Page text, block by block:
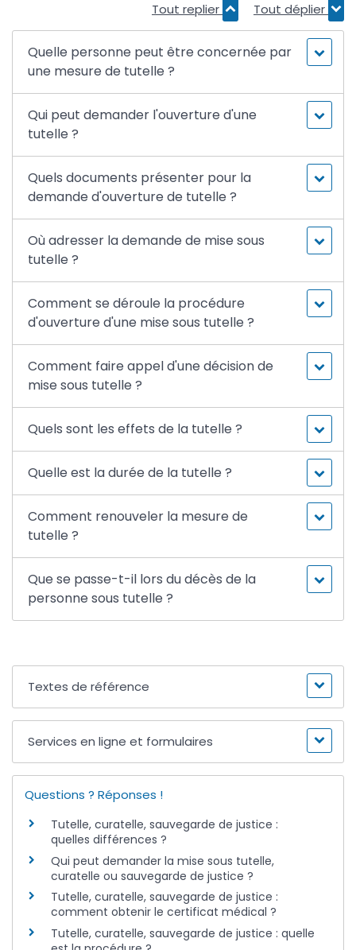
Tout replier Tout déplier
Quelle personne peut être concernée par
une mesure de tutelle ?
Qui peut demander l'ouverture d'une
tutelle ?
Quels documents présenter pour la
demande d'ouverture de tutelle ?
Où adresser la demande de mise sous
tutelle ?
Comment se déroule la procédure
d'ouverture d'une mise sous tutelle ?
Comment faire appel d'une décision de
mise sous tutelle ?
Quels sont les effets de la tutelle ?
Quelle est la durée de la tutelle ?
Comment renouveler la mesure de
tutelle ?
Que se passe-t-il lors du décès de la
personne sous tutelle ?
Textes de référence
Services en ligne et formulaires
Questions ? Réponses !
Tutelle, curatelle, sauvegarde de justice :
quelles différences ?
Qui peut demander la mise sous tutelle,
curatelle ou sauvegarde de justice ?
Tutelle, curatelle, sauvegarde de justice :
comment obtenir le certificat médical ?
Tutelle, curatelle, sauvegarde de justice : quelle